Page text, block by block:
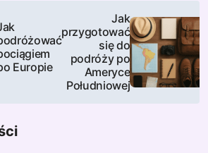
Europie
Jak
przygotować
się do
podróży po
Ameryce
Południowej